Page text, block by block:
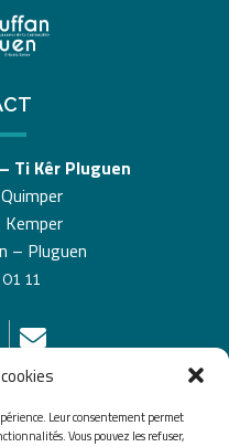
Leur consentement permet
Vous pouvez les refuser,
Ti Kêr Pluguen
– Pluguen
11